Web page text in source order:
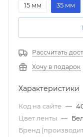
15 мм
35 мм
Рассчитать
Хочу в подарок
Характеристики
Код на сайте —
Цвет ленты —
Бренд